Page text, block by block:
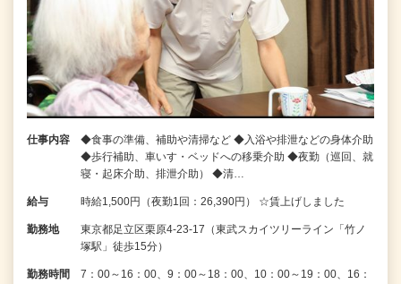
仕事内容
◆食事の準備、補助や清掃など ◆入浴や排泄などの身体介助
◆歩行補助、車いす・ベッドへの移乗介助 ◆夜勤（巡回、就
寝・起床介助、排泄介助） ◆清…
給与 時給1,500円（夜勤1回：26,390円） ☆賃上げしました
勤務地
東京都足立区栗原4-23-17（東武スカイツリーライン「竹ノ
塚駅」徒歩15分）
勤務時間
7：00～16：00、9：00～18：00、10：00～19：00、16：